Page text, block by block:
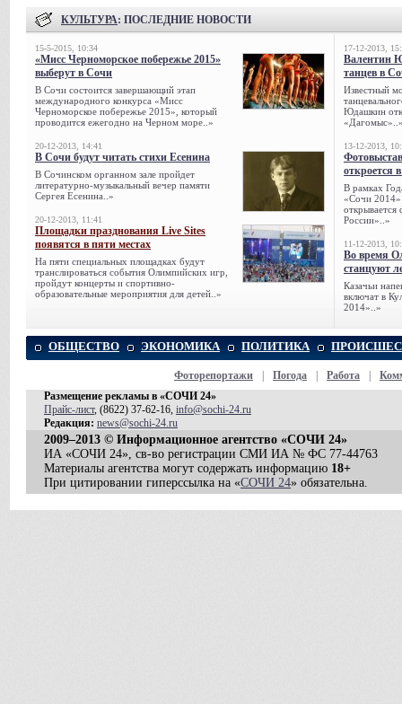
КУЛЬТУРА: ПОСЛЕДНИЕ НОВОСТИ
15-5-2015, 10:34
«Мисс Черноморское побережье 2015»
выберут в Сочи
В Сочи состоится завершающий этап
международного конкурса «Мисс
Черноморское побережье 2015», который
проводится ежегодно на Черном море..»
20-12-2013, 14:41
В Сочи будут читать стихи Есенина
В Сочинском органном зале пройдет
литературно-музыкальный вечер памяти
Сергея Есенина..»
20-12-2013, 11:41
Площадки празднования Live Sites
появятся в пяти местах
На пяти специальных площадках будут
транслироваться события Олимпийских игр,
пройдут концерты и спортивно-
образовательные мероприятия для детей..»
17-12-2013,
Валентин
танцев в
Известный
Юдашкин
13-12-2013,
откроется
В рамках
«Сочи 2014»
открывается
России»..»
11-12-2013,
Во время
станцуют
Казачьи
включат в
2014»..»
ОБЩЕСТВО ЭКОНОМИКА ПОЛИТИКА
Фоторепортажи Погода Работа
Размещение рекламы в «СОЧИ 24»
Прайс-лист, (8622) 37-62-16, info@sochi-24.ru
Редакция: news@sochi-24.ru
2009–2013 © Информационное агентство «СОЧИ 24»
ИА «СОЧИ 24», св-во регистрации СМИ ИА № ФС 77-44763
Материалы агентства могут содержать информацию 18+
При цитировании гиперссылка на «СОЧИ 24» обязательна.